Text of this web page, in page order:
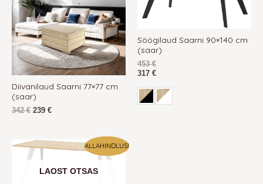
Diivanilaud Saarni 77×77 cm
(saar)
342€ 239 €
Söögilaud Saarni 90×140 cm
(saar)
453€
317 €
ALLAHINDLUS!
LAOST OTSAS